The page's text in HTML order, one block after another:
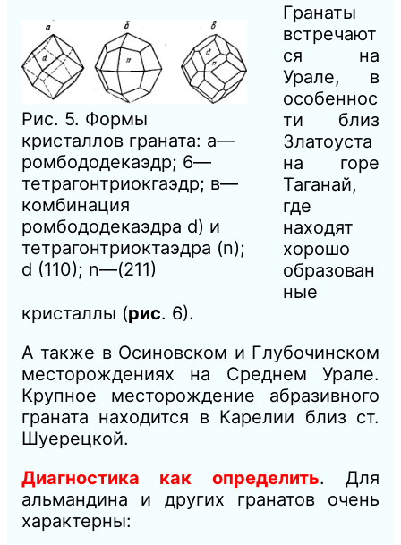
Рис. 5. Формы
кристаллов граната: а—
ромбододекаэдр; 6—
тетрагонтриокгаэдр; в—
комбинация
ромбододекаэдра d) и
тетрагонтриоктаэдра (n);
d (110); n—(211)
Гранаты
встречают
ся на
Урале, в
особеннос
ти близ
Златоуста
на горе
Таганай,
где
находят
хорошо
образован
ные
кристаллы (рис. 6).
А также в Осиновском и Глубочинском
месторождениях на Среднем Урале.
Крупное месторождение абразивного
граната находится в Карелии близ ст.
Шуерецкой.
Диагностика как определить. Для
альмандина и других гранатов очень
характерны: